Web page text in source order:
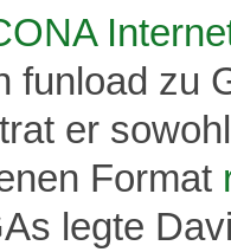
funload zu
er
Format
legte